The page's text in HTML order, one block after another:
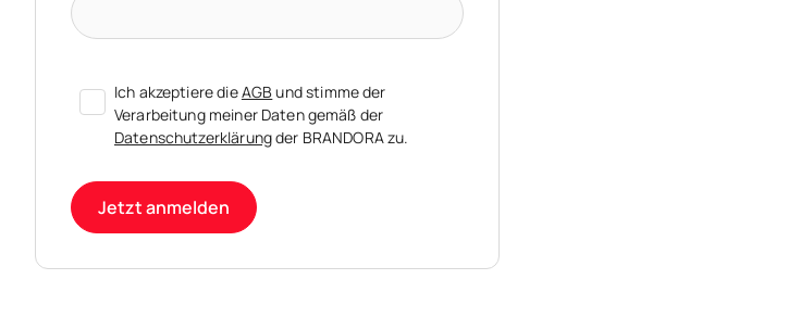
Ich akzeptiere dieAGBund stimme der
Verarbeitung meiner Daten gemäß der
Datenschutzerklärungder BRANDORA zu.
Jetzt anmelden